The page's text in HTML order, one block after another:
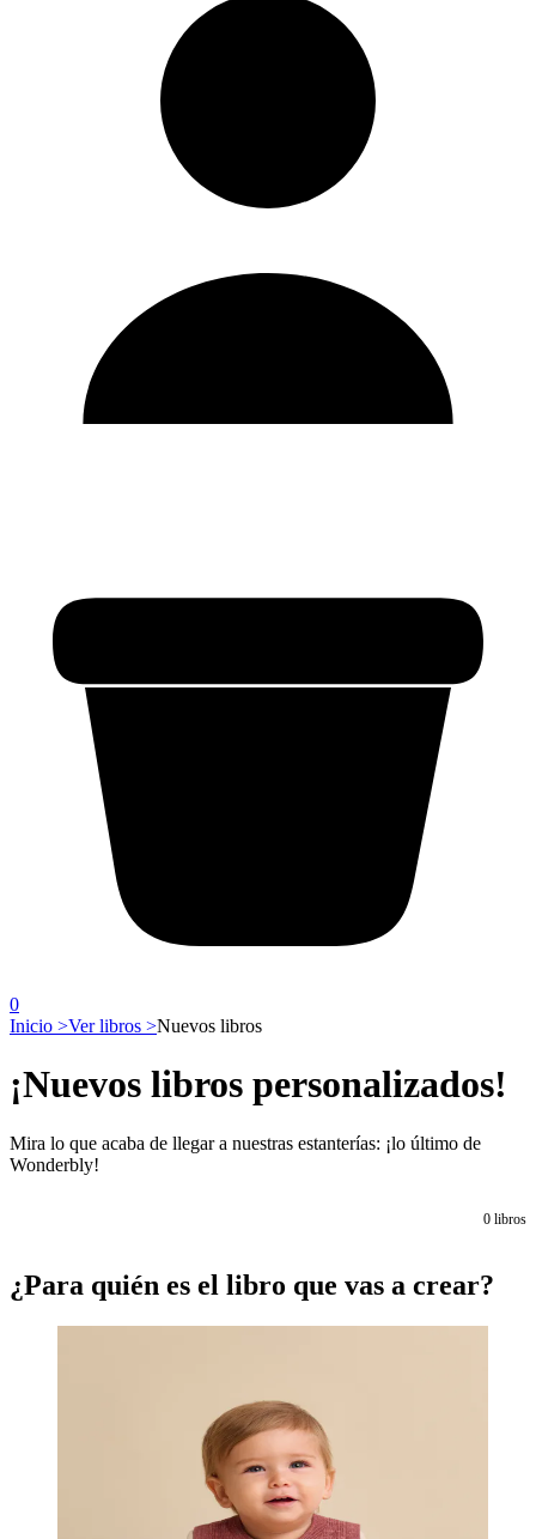
0
Inicio >Ver libros >Nuevos libros
¡Nuevos libros personalizados!
Mira lo que acaba de llegar a nuestras estanterías: ¡lo último de
Wonderbly!
0 libros
¿Para quién es el libro que vas a crear?